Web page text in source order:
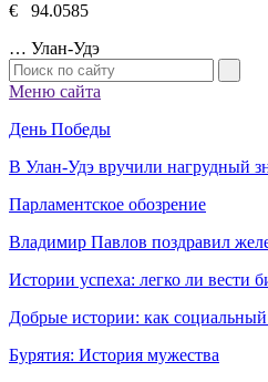
€ 94.0585
… Улан-Удэ
Меню сайта
День Победы
В Улан-Удэ вручили нагрудный
Парламентское обозрение
Владимир Павлов поздравил
Истории успеха: легко ли вести
Добрые истории: как
Бурятия: История мужества